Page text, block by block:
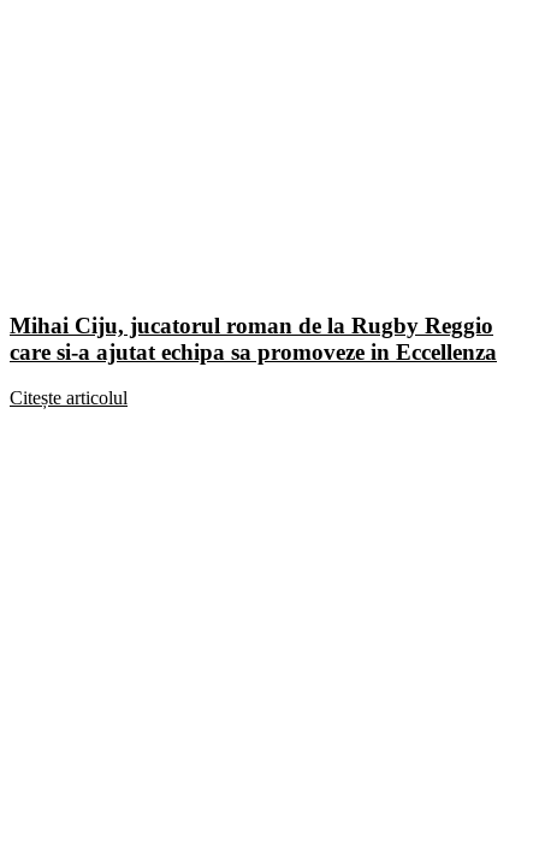
Mihai Ciju, jucatorul roman de la Rugby Reggio
care si-a ajutat echipa sa promoveze in Eccellenza
Citește articolul